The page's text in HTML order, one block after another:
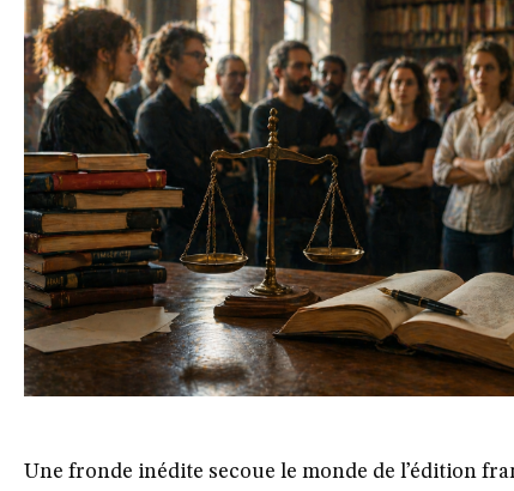
Une fronde inédite secoue le monde de l’édition